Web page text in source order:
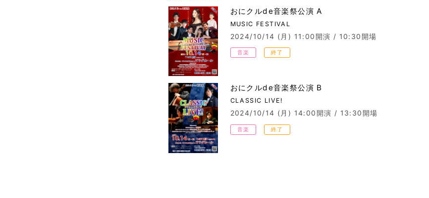
おにクルde音楽祭公演 A
MUSIC FESTIVAL
2024/10/14 (月) 11:00開演 / 10:30開場
音楽 終了
おにクルde音楽祭公演 B
CLASSIC LIVE!
2024/10/14 (月) 14:00開演 / 13:30開場
音楽 終了